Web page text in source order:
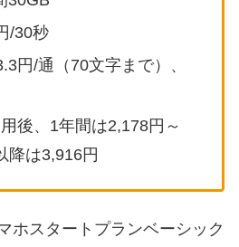
/30秒
円/通（70文字まで）、
後、1年間は2,178円～
降は3,916円
ホスタートプランベーシック